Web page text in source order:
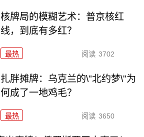
核牌局的模糊艺术：普京核红
线，到底有多红？
最热 阅读 3702
扎胖摊牌：乌克兰的\"北约梦\"为
何成了一地鸡毛？
最热 阅读 3650